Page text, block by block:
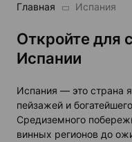
Главная Испания
Откройте для
Испании
Испания — это страна
пейзажей и
Средиземного
винных регионов до